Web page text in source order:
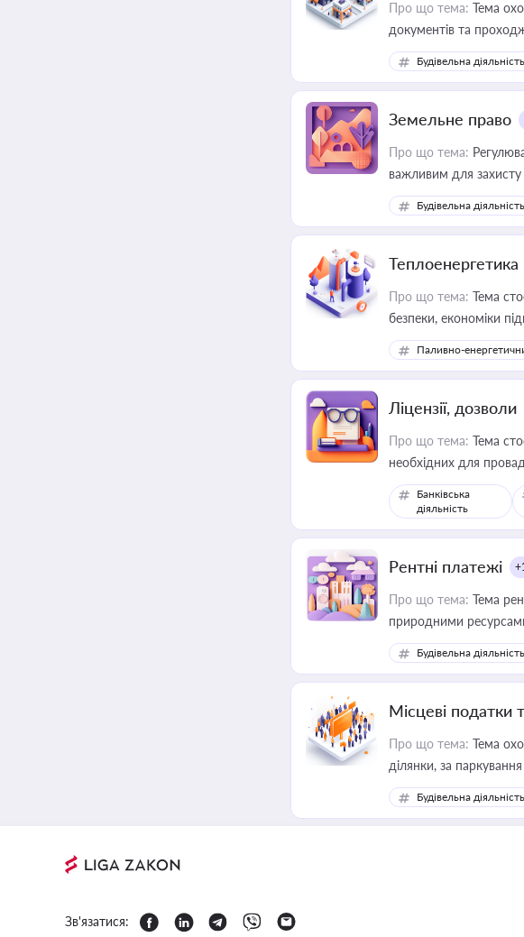
Про що тема: Тема
документів та
Будівельна діяльність
Земельне право
Про що тема:
важливим для
ресурсами
Будівельна діяльність
Теплоенергетика
Про що тема: Тема
безпеки, економіки
Паливно-
Ліцензії, дозволи
Про що тема: Тема
необхідних для
Банківська
діяльність
Рентні платежі
Про що тема: Тема
природними
Будівельна діяльність
Місцеві податки
Про що тема: Тема
Будівельна діяльність
Зв'язатися: